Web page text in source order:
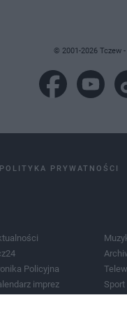
© 2001-2026 Tczew
POLITYKA PRYWATNOŚCI
Policyjna
imprez
Sport